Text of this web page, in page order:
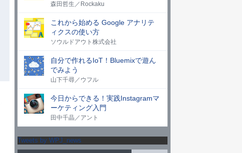
森田哲生／Rockaku
これから始める Google アナリテ
ィクスの使い方
ソウルドアウト株式会社
自分で作れるIoT！Bluemixで遊ん
でみよう
山下千尋／ウフル
今日からできる！実践Instagramマ
ーケティング入門
田中千晶／アント
Tweets by WPJ_news